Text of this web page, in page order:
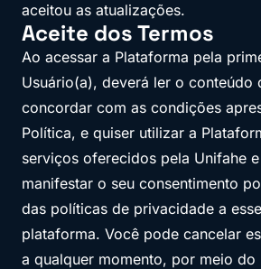
aceitou as atualizações.
Aceite dos Termos
Ao acessar a Plataforma pela
Usuário(a), deverá ler o conteúdo
concordar com as condições
Política, e quiser utilizar a
serviços oferecidos pela Unifahe e
manifestar o seu consentimento
das políticas de privacidade a
plataforma. Você pode cancelar
a qualquer momento, por meio do